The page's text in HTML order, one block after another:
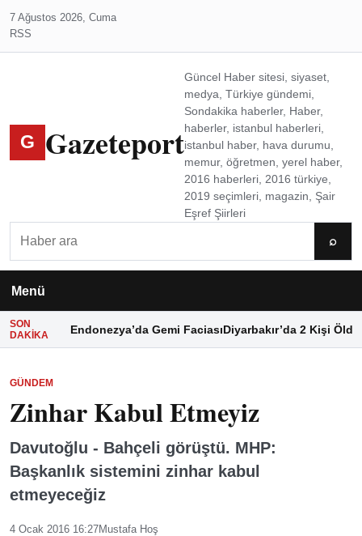
7 Ağustos 2026, Cuma
RSS
G Gazeteport
Güncel Haber sitesi, siyaset,
medya, Türkiye gündemi,
Sondakika haberler, Haber,
haberler, istanbul haberleri,
istanbul haber, hava durumu,
memur, öğretmen, yerel haber,
2016 haberleri, 2016 türkiye,
2019 seçimleri, magazin, Şair
Eşref Şiirleri
⌕
Menü
SON
DAKIKA
Endonezya’da Gemi FaciasıDiyarbakır’da 2 Kişi Öldü
GÜNDEM
Zinhar Kabul Etmeyiz
Davutoğlu - Bahçeli görüştü. MHP:
Başkanlık sistemini zinhar kabul
etmeyeceğiz
4 Ocak 2016 16:27Mustafa Hoş